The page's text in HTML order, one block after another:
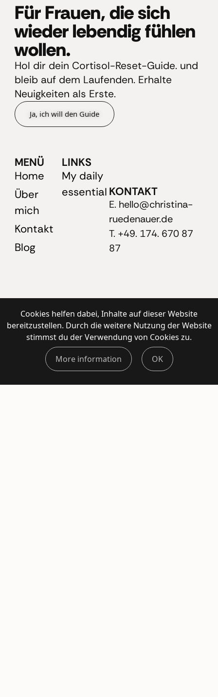
Für Frauen, die sich
wieder lebendig fühlen
wollen.
Hol dir dein Cortisol-Reset-Guide. und
bleib auf dem Laufenden. Erhalte
Neuigkeiten als Erste.
Ja, ich will den Guide
MENÜ
Home
Über
mich
Kontakt
Blog
LINKS
My daily
essential KONTAKT
E. hello@christina-
ruedenauer.de
T. +49. 174. 670 87
87
Cookies helfen dabei, Inhalte auf dieser Website
bereitzustellen. Durch die weitere Nutzung der Website
stimmst du der Verwendung von Cookies zu.
More information OK